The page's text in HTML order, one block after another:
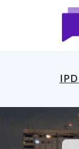
IPD